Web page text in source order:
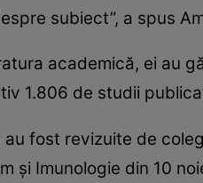
subiect”, a spus
academică, ei au
1.806 de studii
fost revizuite de
și Imunologie din 10